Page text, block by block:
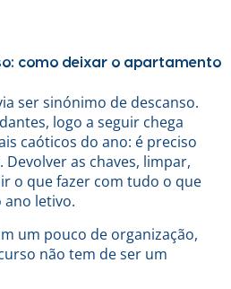
como deixar o apartamento
ser sinónimo de descanso.
logo a seguir chega
caóticos do ano: é preciso
as chaves, limpar,
o que fazer com tudo o que
letivo.
um pouco de organização,
não tem de ser um